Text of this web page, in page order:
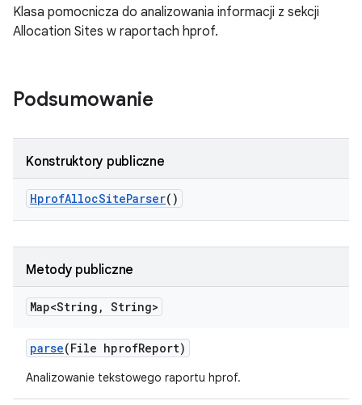
Klasa pomocnicza do analizowania informacji z sekcji
Allocation Sites w raportach hprof.
Podsumowanie
Konstruktory publiczne
HprofAllocSiteParser()
Metody publiczne
Map<String , String>
parse(File hprofReport)
Analizowanie tekstowego raportu hprof.